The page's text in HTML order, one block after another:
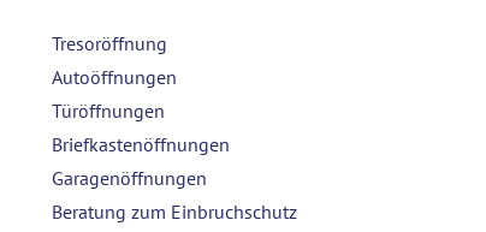
Tresoröffnung
Autoöffnungen
Türöffnungen
Briefkastenöffnungen
Garagenöffnungen
Beratung zum Einbruchschutz